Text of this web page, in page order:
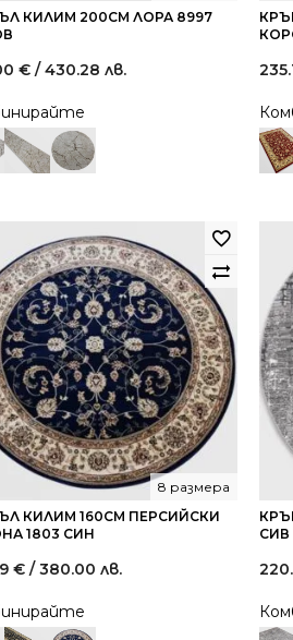
КИЛИМ 200СМ ЛОРА 8997
€ / 430.28 лв.
КИЛИМ 160СМ ПЕРСИЙСКИ
1803 СИН
8 размера
€ / 380.00 лв.
СИВ